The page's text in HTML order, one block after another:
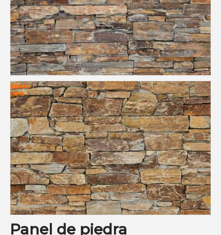
Panel de piedra